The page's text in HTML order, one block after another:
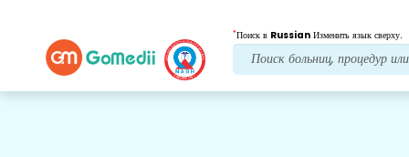
*Поиск в Russian Изменить язык сверху.